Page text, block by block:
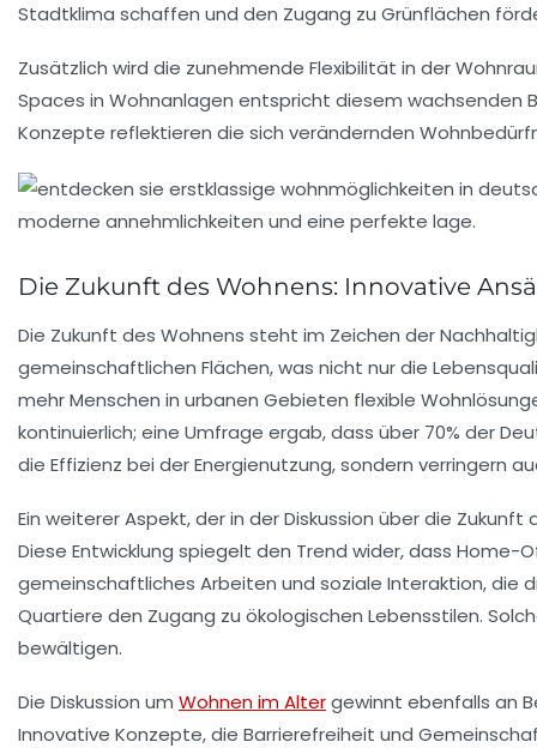
Stadtklima schaffen und den Zugang zu Grünflächen
Zusätzlich wird die zunehmende Flexibilität in der
Spaces in Wohnanlagen entspricht diesem wachsenden
Konzepte reflektieren die sich verändernden
Die Zukunft des Wohnens: Innovative
Die Zukunft des Wohnens steht im Zeichen der
gemeinschaftlichen Flächen, was nicht nur die
mehr Menschen in urbanen Gebieten flexible
kontinuierlich; eine Umfrage ergab, dass über 70% der
die Effizienz bei derEnergienutzung, sondern verringern
Ein weiterer Aspekt, der in der Diskussion über die
Diese Entwicklung spiegelt den Trend wider, dass Home-
gemeinschaftliches Arbeiten und soziale Interaktion, die
Quartiere den Zugang zu ökologischen Lebensstilen.
bewältigen.
Die Diskussion um Wohnen im Altergewinnt ebenfalls an
Innovative Konzepte, die Barrierefreiheit und